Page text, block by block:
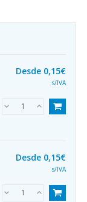
Desde 0,15€
s/IVA
Desde 0,15€
s/IVA